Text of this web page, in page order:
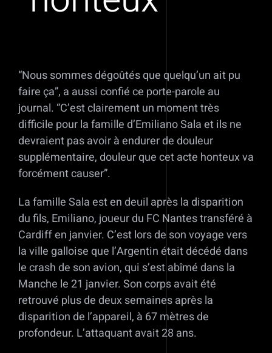
“Nous sommes dégoûtés que quelqu’un ait pu
faire ça”, a aussi confié ce porte-parole au
journal. “C’est clairement un moment très
difficile pour la famille d’Emiliano Sala et ils ne
devraient pas avoir à endurer de douleur
supplémentaire, douleur que cet acte honteux va
forcément causer”.
La famille Sala est en deuil après la disparition
du fils, Emiliano, joueur du FC Nantes transféré à
Cardiff en janvier. C’est lors de son voyage vers
la ville galloise que l’Argentin était décédé dans
le crash de son avion, qui s’est abîmé dans la
Manche le 21 janvier. Son corps avait été
retrouvé plus de deux semaines après la
disparition de l’appareil, à 67 mètres de
profondeur. L’attaquant avait 28 ans.